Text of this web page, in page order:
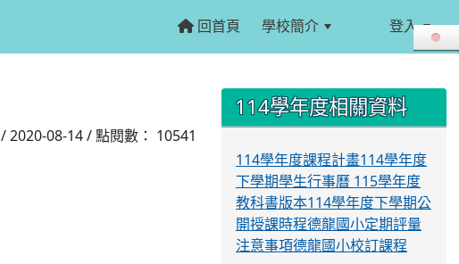
回首頁 學校簡介 登入
/ 2020-08-14 / 點閱數： 10541
::: 114學年度相關資料
114學年度課程計畫114學年度
下學期學生行事曆 115學年度
教科書版本114學年度下學期公
開授課時程德龍國小定期評量
注意事項德龍國小校訂課程